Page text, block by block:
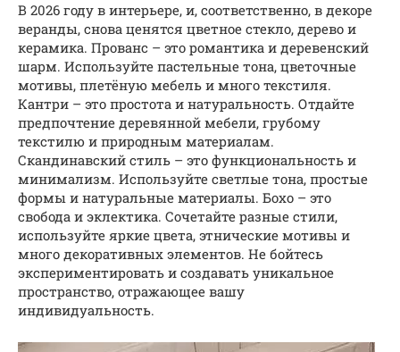
В 2026 году в интерьере, и, соответственно, в декоре
веранды, снова ценятся цветное стекло, дерево и
керамика. Прованс – это романтика и деревенский
шарм. Используйте пастельные тона, цветочные
мотивы, плетёную мебель и много текстиля.
Кантри – это простота и натуральность. Отдайте
предпочтение деревянной мебели, грубому
текстилю и природным материалам.
Скандинавский стиль – это функциональность и
минимализм. Используйте светлые тона, простые
формы и натуральные материалы. Бохо – это
свобода и эклектика. Сочетайте разные стили,
используйте яркие цвета, этнические мотивы и
много декоративных элементов. Не бойтесь
экспериментировать и создавать уникальное
пространство, отражающее вашу
индивидуальность.